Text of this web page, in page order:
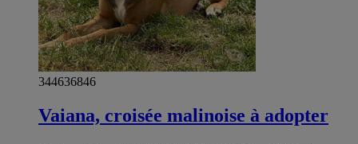
344636846
Vaiana, croisée malinoise à adopter